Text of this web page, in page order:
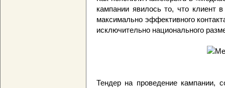
кампании явилось то, что клиент
максимально эффективного
исключительно национального
Тендер на проведение кампании,